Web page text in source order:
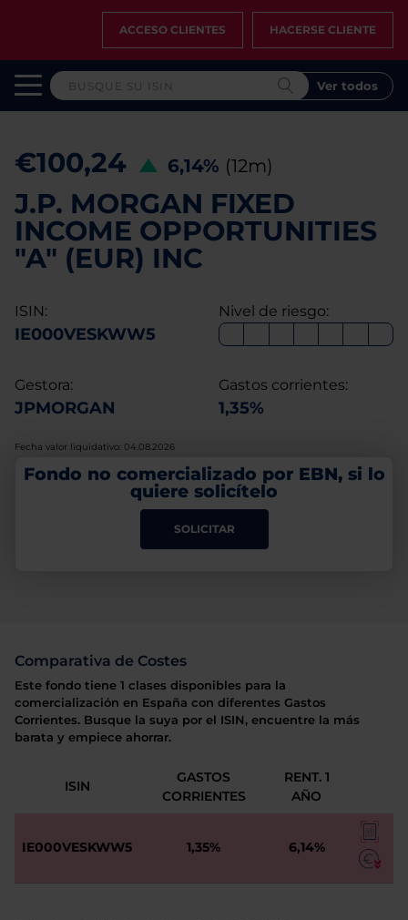
ACCESO CLIENTES HACERSE CLIENTE
Ver todos
€100,24 6,14% (12m)
J.P. MORGAN FIXED
INCOME OPPORTUNITIES
"A" (EUR) INC
ISIN:
IE000VESKWW5
Nivel de riesgo:
Gestora:
JPMORGAN
Gastos corrientes:
1,35%
Fecha valor liquidativo: 04.08.2026
Fondo no comercializado por EBN, si lo
quiere solicítelo
SOLICITAR
Comparativa de Costes
Este fondo tiene 1 clases disponibles para la
comercialización en España con diferentes Gastos
Corrientes. Busque la suya por el ISIN, encuentre la más
barata y empiece ahorrar.
ISIN
GASTOS
CORRIENTES
RENT. 1
AÑO
IE000VESKWW5 1,35% 6,14%